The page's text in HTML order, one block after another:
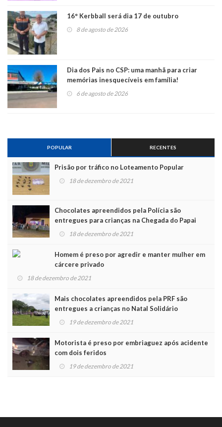
16° Kerbball será dia 17 de outubro
8 de agosto de 2026
Dia dos Pais no CSP: uma manhã para criar
memórias inesquecíveis em família!
6 de agosto de 2026
POPULAR RECENTES
Prisão por tráfico no Loteamento Popular
18 de dezembro de 2021
Chocolates apreendidos pela Polícia são
entregues para crianças na Chegada do Papai
Noel
18 de dezembro de 2021
Homem é preso por agredir e manter mulher em
cárcere privado
18 de dezembro de 2021
Mais chocolates apreendidos pela PRF são
entregues a crianças no Natal Solidário
19 de dezembro de 2021
Motorista é preso por embriaguez após acidente
com dois feridos
19 de dezembro de 2021